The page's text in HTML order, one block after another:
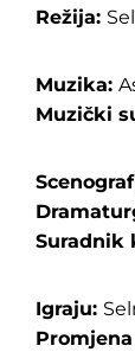
Režija:
Muzika:
Muzički
Suradnik
Igraju: